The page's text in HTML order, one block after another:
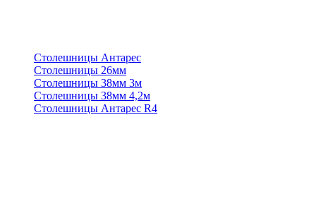
Столешницы Антарес
Столешницы 26мм
Столешницы 38мм 3м
Столешницы 38мм 4,2м
Столешницы Антарес R4